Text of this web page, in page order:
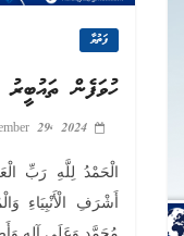
ފަތުވާ
ހުވަފެން ތައުބީރު
29, 2024
الْحَمْدُ لِلَّهِ رَبِّ
أَشْرَفِ الْأَنْبِيَاءِ